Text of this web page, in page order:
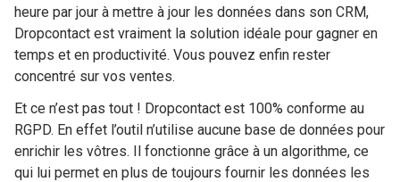
heure par jour à mettre à jour les données dans son CRM,
Dropcontact est vraiment la solution idéale pour gagner en
temps et en productivité. Vous pouvez enfin rester
concentré sur vos ventes.
Et ce n’est pas tout ! Dropcontact est 100% conforme au
RGPD. En effet l’outil n’utilise aucune base de données pour
enrichir les vôtres. Il fonctionne grâce à un algorithme, ce
qui lui permet en plus de toujours fournir les données les